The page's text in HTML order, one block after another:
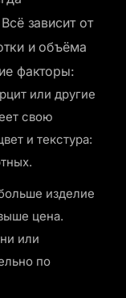
зависит от
и объёма
факторы:
или другие
свою
и текстура:
изделие
цена.
или
по